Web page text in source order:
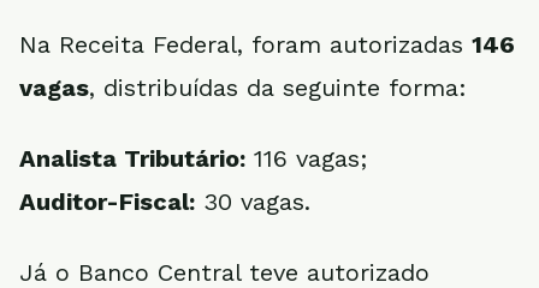
Na Receita Federal, foram autorizadas 146
vagas, distribuídas da seguinte forma:
Analista Tributário: 116 vagas;
Auditor-Fiscal: 30 vagas.
Já o Banco Central teve autorizado